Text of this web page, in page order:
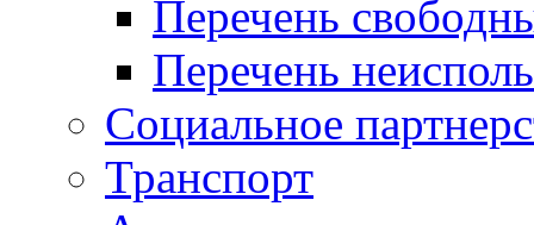
Перечень
Перечень
Социальное
Транспорт